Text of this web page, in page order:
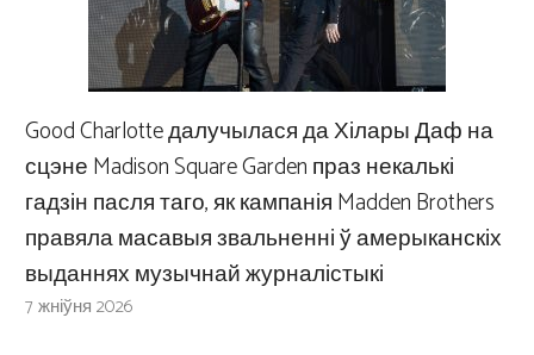
Good Charlotte далучылася да Хілары Даф на
сцэне Madison Square Garden праз некалькі
гадзін пасля таго, як кампанія Madden Brothers
правяла масавыя звальненні ў амерыканскіх
выданнях музычнай журналістыкі
7 жніўня 2026